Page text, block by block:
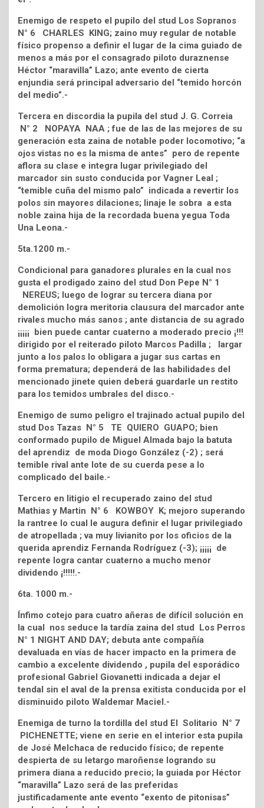
Enemigo de respeto el pupilo del stud Los Sopranos
N° 6 CHARLES KING; zaino muy regular de notable
físico propenso a definir el lugar de la cima guiado de
menos a más por el consagrado piloto duraznense
Héctor “maravilla” Lazo; ante evento de cierta
enjundia será principal adversario del “temido horcón
del medio”.-
Tercera en discordia la pupila del stud J. G. Correia
N° 2 NOPAYA NAA ; fue de las de las mejores de su
generación esta zaina de notable poder locomotivo; “a
ojos vistas no es la misma de antes” pero de repente
aflora su clase e integra lugar privilegiado del
marcador sin susto conducida por Vagner Leal ;
“temible cuña del mismo palo” indicada a revertir los
polos sin mayores dilaciones; linaje le sobra a esta
noble zaina hija de la recordada buena yegua Toda
Una Leona.-
5ta.1200 m.-
Condicional para ganadores plurales en la cual nos
gusta el prodigado zaino del stud Don Pepe N° 1
NEREUS; luego de lograr su tercera diana por
demolición logra meritoria clausura del marcador ante
rivales mucho más sanos ; ante distancia de su agrado
¡¡¡¡¡ bien puede cantar cuaterno a moderado precio ¡!!!
dirigido por el reiterado piloto Marcos Padilla ; largar
junto a los palos lo obligara a jugar sus cartas en
forma prematura; dependerá de las habilidades del
mencionado jinete quien deberá guardarle un restito
para los temidos umbrales del disco.-
Enemigo de sumo peligro el trajinado actual pupilo del
stud Dos Tazas N° 5 TE QUIERO GUAPO; bien
conformado pupilo de Miguel Almada bajo la batuta
del aprendiz de moda Diogo González (-2) ; será
temible rival ante lote de su cuerda pese a lo
complicado del baile.-
Tercero en litigio el recuperado zaino del stud
Mathias y Martin N° 6 KOWBOY K; mejoro superando
la rantree lo cual le augura definir el lugar privilegiado
de atropellada ; va muy livianito por los oficios de la
querida aprendiz Fernanda Rodríguez (-3); ¡¡¡¡¡ de
repente logra cantar cuaterno a mucho menor
dividendo ¡!!!!!.-
6ta. 1000 m.-
Ínfimo cotejo para cuatro añeras de difícil solución en
la cual nos seduce la tardía zaina del stud Los Perros
N° 1 NIGHT AND DAY; debuta ante compañía
devaluada en vías de hacer impacto en la primera de
cambio a excelente dividendo , pupila del esporádico
profesional Gabriel Giovanetti indicada a dejar el
tendal sin el aval de la prensa exitista conducida por el
disminuido piloto Waldemar Maciel.-
Enemiga de turno la tordilla del stud El Solitario N° 7
PICHENETTE; viene en serie en el interior esta pupila
de José Melchaca de reducido físico; de repente
despierta de su letargo maroñense logrando su
primera diana a reducido precio; la guiada por Héctor
“maravilla” Lazo será de las preferidas
justificadamente ante evento “exento de pitonisas”